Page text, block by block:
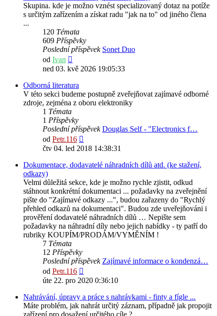
Skupina. kde je možno vznést specializovaný dotaz na potíže
s určitým zařízením a získat radu "jak na to" od jiného člena
...
120 Témata
609 Příspěvky
Poslední příspěvek Sonet Duo
od Ivan
poslední
ned 03. kvě 2026 19:05:33
Odborná literatura
V této sekci budeme postupně zveřejňovat zajímavé odborné
zdroje, zejména z oboru elektroniky
1 Témata
1 Příspěvky
Poslední příspěvek Douglas Self - "Electronics f…
od Petr.116
poslední
čtv 04. led 2018 14:38:31
Dokumentace, dodavatelé náhradních dílů atd. (ke stažení,
odkazy)
Velmi důležitá sekce, kde je možno rychle zjistit, odkud
stáhnout konkrétní dokumentaci ... požadavky na zveřejnění
pište do "Zajímavé odkazy ...", budou zařazeny do "Rychlý
přehled odkazů na dokumentaci". Budou zde uveřejňováni i
prověření dodavatelé náhradních dílů … Nepište sem
požadavky na náhradní díly nebo jejich nabídky - ty patří do
rubriky KOUPÍM/PRODÁM/VYMĚNÍM !
7 Témata
12 Příspěvky
Poslední příspěvek Zajímavé informace o kondenzá…
od Petr.116
poslední
úte 22. pro 2020 0:36:10
Nahrávání, úpravy a práce s nahrávkami - finty a fígle ...
Máte problém, jak nahrát určitý záznam, případně jak propojit